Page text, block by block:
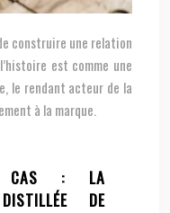
construire une relation
est comme une
le rendant acteur de la
à la marque.
CAS : LA
DE